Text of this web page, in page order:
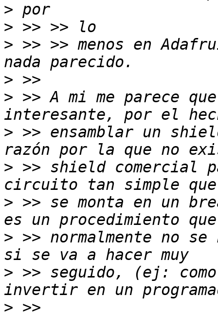
>
>
> >> >> menos en
>
> >> A mi me parece
> >> ensamblar un
> >> shield comercial
> >> se monta en un
> >> normalmente no
> >> seguido, (ej:
>